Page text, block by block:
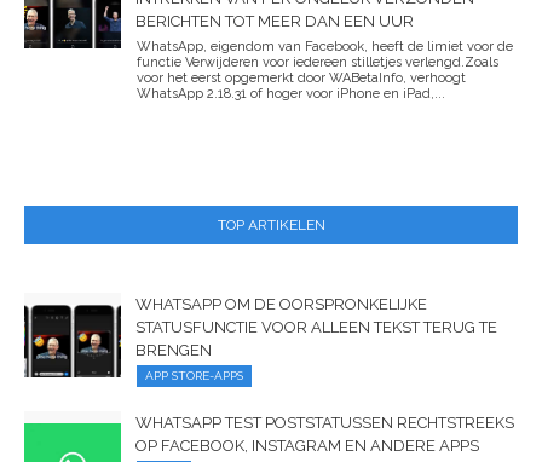
BERICHTEN TOT MEER DAN EEN UUR
WhatsApp, eigendom van Facebook, heeft de limiet voor de
functie Verwijderen voor iedereen stilletjes verlengd.Zoals
voor het eerst opgemerkt door WABetaInfo, verhoogt
WhatsApp 2.18.31 of hoger voor iPhone en iPad,...
TOP ARTIKELEN
WHATSAPP OM DE OORSPRONKELIJKE
STATUSFUNCTIE VOOR ALLEEN TEKST TERUG TE
BRENGEN
APP STORE-APPS
WHATSAPP TEST POSTSTATUSSEN RECHTSTREEKS
OP FACEBOOK, INSTAGRAM EN ANDERE APPS